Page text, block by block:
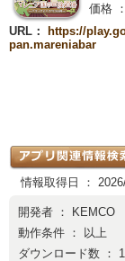
価格 ：
URL：
https://
pan.mareniabar
情報取得日 ：
開発者 ：
KEMCO
動作条件 ： 以上
ダウンロード数 ：